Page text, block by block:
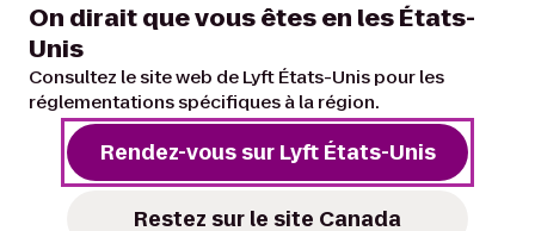
Conditions
On dirait que vous êtes en les États-
Unis
Consultez le site web de Lyft États-Unis pour les
réglementations spécifiques à la région.
Rendez-vous sur Lyft États-Unis
Restez sur le site Canada